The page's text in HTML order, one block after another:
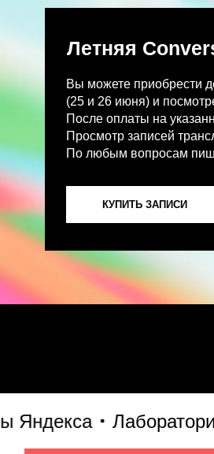
Вы можете приобрести
После оплаты на
Просмотр записей
По любым вопросам пишите
КУПИТЬ ЗАПИСИ
Лаборатория